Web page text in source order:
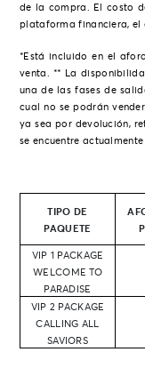
de la compra. El costo
plataforma financiera, el
*Está incluido en el
venta. ** La
una de las fases de
cual no se podrán
ya sea por devolución,
se encuentre
TIPO DE
PAQUETE
VIP 1 PACKAGE
WELCOME TO
PARADISE
VIP 2 PACKAGE
CALLING ALL
SAVIORS